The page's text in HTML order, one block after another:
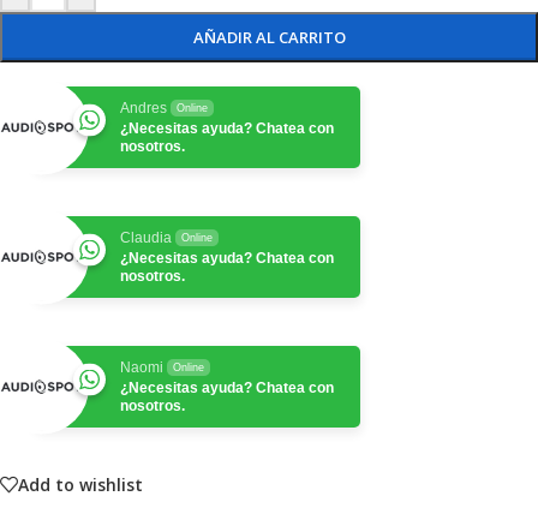
AÑADIR AL CARRITO
Andres Online
¿Necesitas ayuda? Chatea con
nosotros.
Claudia Online
¿Necesitas ayuda? Chatea con
nosotros.
Naomi Online
¿Necesitas ayuda? Chatea con
nosotros.
Add to wishlist